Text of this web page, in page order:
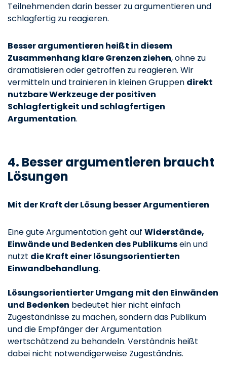
Teilnehmenden darin besser zu argumentieren und
schlagfertig zu reagieren.
Besser argumentieren heißt in diesem
Zusammenhang klare Grenzen ziehen, ohne zu
dramatisieren oder getroffen zu reagieren. Wir
vermitteln und trainieren in kleinen Gruppen direkt
nutzbare Werkzeuge der positiven
Schlagfertigkeit und schlagfertigen
Argumentation.
4. Besser argumentieren braucht
Lösungen
Mit der Kraft der Lösung besser Argumentieren
Eine gute Argumentation geht auf Widerstände,
Einwände und Bedenken des Publikumsein und
nutzt die Kraft einer lösungsorientierten
Einwandbehandlung.
Lösungsorientierter Umgang mit den Einwänden
und Bedenken bedeutet hier nicht einfach
Zugeständnisse zu machen, sondern das Publikum
und die Empfänger der Argumentation
wertschätzend zu behandeln. Verständnis heißt
dabei nicht notwendigerweise Zugeständnis.